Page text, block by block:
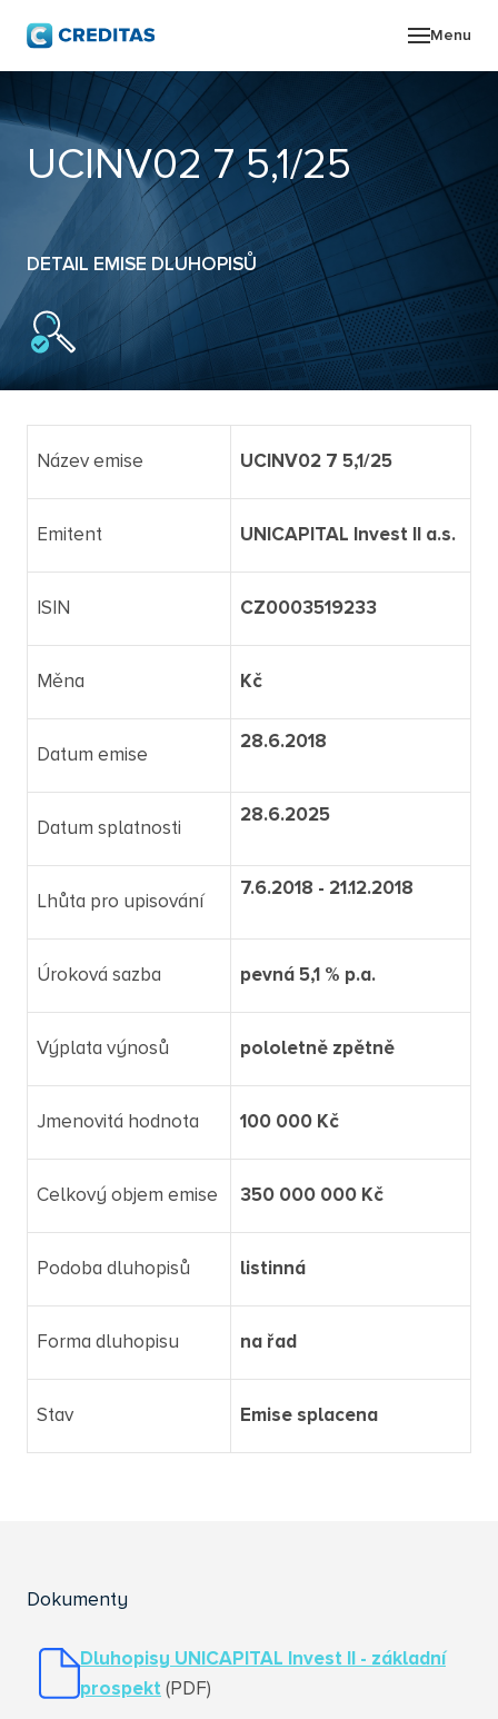
Menu
PRO
UCINV02 7 5,1/25
DETAIL EMISE DLUHOPISŮ
Název emise UCINV02 7 5,1/25
Emitent UNICAPITAL Invest II a.s.
ISIN CZ0003519233
Měna Kč
Datum emise
28.6.2018
Datum splatnosti
28.6.2025
Lhůta pro upisování
7.6.2018 - 21.12.2018
Úroková sazba pevná 5,1 % p.a.
Výplata výnosů pololetně zpětně
Jmenovitá hodnota 100 000 Kč
Celkový objem emise 350 000 000 Kč
Podoba dluhopisů listinná
Forma dluhopisu na řad
Stav Emise splacena
Dokumenty
Dluhopisy UNICAPITAL Invest II - základní
prospekt (PDF)